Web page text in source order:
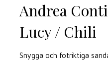
Andrea
Lucy / Chili
Snygga och fotriktiga